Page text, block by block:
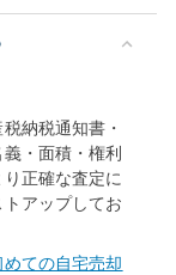
納税通知書・
・面積・権利
正確な査定に
アップしてお
ての自宅売却